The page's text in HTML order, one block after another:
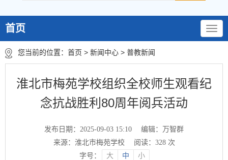
首页
您当前的位置： 首页 > 新闻中心 > 普教新闻
淮北市梅苑学校组织全校师生观看纪
念抗战胜利80周年阅兵活动
发布日期：2025-09-03 15:10
编辑：万智群
来源：淮北市梅苑学校
阅读： 328次
字号：
大 中 小